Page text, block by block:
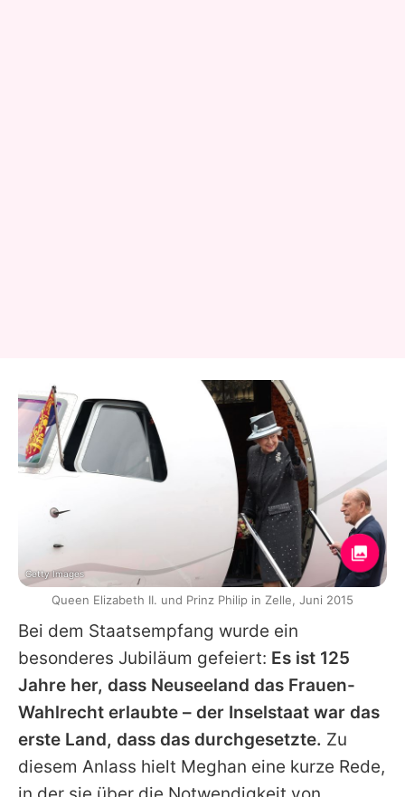
Bei dem Staatsempfang wurde ein
besonderes Jubiläum gefeiert: Es ist 125
Jahre her, dass Neuseeland das Frauen-
Wahlrecht erlaubte – der Inselstaat war das
erste Land, dass das durchgesetzte. Zu
diesem Anlass hielt Meghan eine kurze Rede,
Getty Images
Queen Elizabeth II. und Prinz Philip in Zelle, Juni 2015